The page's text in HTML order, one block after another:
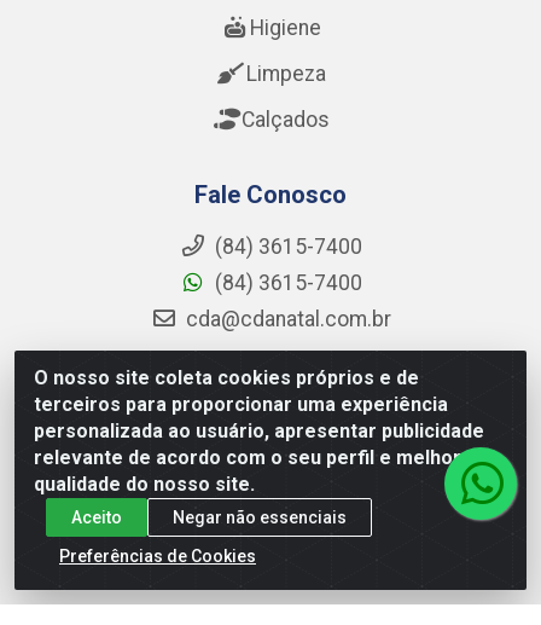
O nosso site coleta cookies próprios e de
terceiros para proporcionar uma experiência
personalizada ao usuário, apresentar publicidade
relevante de acordo com o seu perfil e melhorar a
qualidade do nosso site.
Aceito
Negar não essenciais
Preferências de Cookies
Higiene
Limpeza
Calçados
Fale Conosco
(84) 3615-7400
(84) 3615-7400
cda@cdanatal.com.br
CDA Distribuidora - Avenida Abel Cabral, 1090 - Nova
Parnamirim, Parnamirim/RN - CEP 59.151-250 - CNPJ
02.275.901/0001-11